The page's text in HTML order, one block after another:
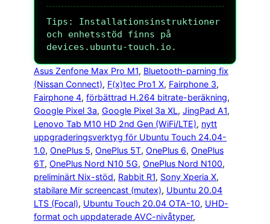
Tips: Installationsinstruktioner
och enhetsstöd finns på
devices.ubuntu-touch.io.
Asus Zenfone Max Pro M1, Bluetooth-parning fix
(Nissan Connect), F(x)tec Pro1 X, Fairphone 3
Fairphone 4, förbättrad H.264 bitrate-beräkning
Google Pixel 3a, Google Pixel 3a XL, JingPad A1
Lenovo Tab M10 HD 2nd Gen (WiFi/LTE), nytt
uppgraderingsverktyg för Ubuntu Touch 24.04-
1.0, OnePlus 5, OnePlus 5T, OnePlus 6, OnePlus
6T, OnePlus Nord N10 5G, OnePlus Nord N100
preliminärt Nix-stöd, Rabbit R1, Sony Xperia X
stabilare Mir screencast (mutex), Ubuntu 20.04
LTS (Focal), Ubuntu Touch 20.04 OTA-10, UHD-
format och uppdaterade AVC-nivåtyper